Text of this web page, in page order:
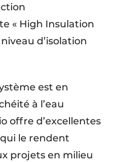
« High Insulation
d’isolation
est en
à l’eau
offre d’excellentes
le rendent
projets en milieu